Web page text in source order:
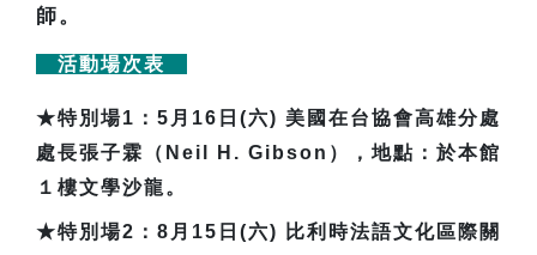
師。
活動場次表
★特別場1：5月16日(六) 美國在台協會高雄分處
處長張子霖（Neil H. Gibson），地點：於本館
１樓文學沙龍。
★特別場2：8月15日(六) 比利時法語文化區際關